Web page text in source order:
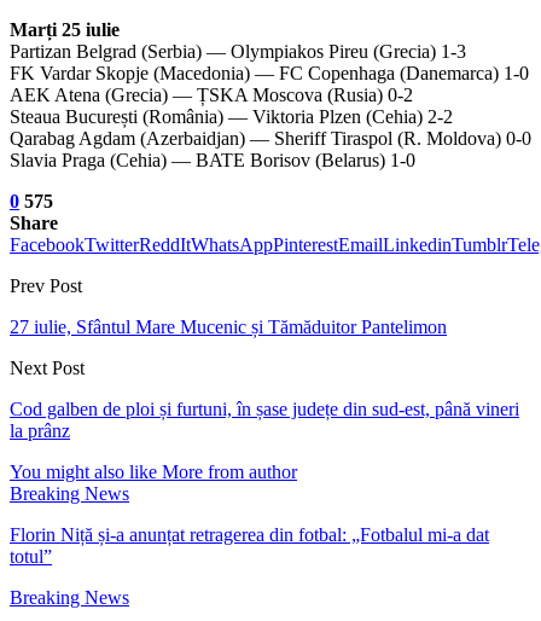
Marți 25 iulie
Partizan Belgrad (Serbia) — Olympiakos Pireu (Grecia) 1-3
FK Vardar Skopje (Macedonia) — FC Copenhaga (Danemarca) 1-0
AEK Atena (Grecia) — ȚSKA Moscova (Rusia) 0-2
Steaua București (România) — Viktoria Plzen (Cehia) 2-2
Qarabag Agdam (Azerbaidjan) — Sheriff Tiraspol (R. Moldova) 0-0
Slavia Praga (Cehia) — BATE Borisov (Belarus) 1-0
0 575
Share
FacebookTwitterReddItWhatsAppPinterestEmailLinkedinTumblr
Prev Post
27 iulie, Sfântul Mare Mucenic și Tămăduitor Pantelimon
Next Post
Cod galben de ploi și furtuni, în șase județe din sud-est, până vineri
la prânz
You might also like More from author
Breaking News
Florin Niță și-a anunțat retragerea din fotbal: „Fotbalul mi-a dat
totul”
Breaking News